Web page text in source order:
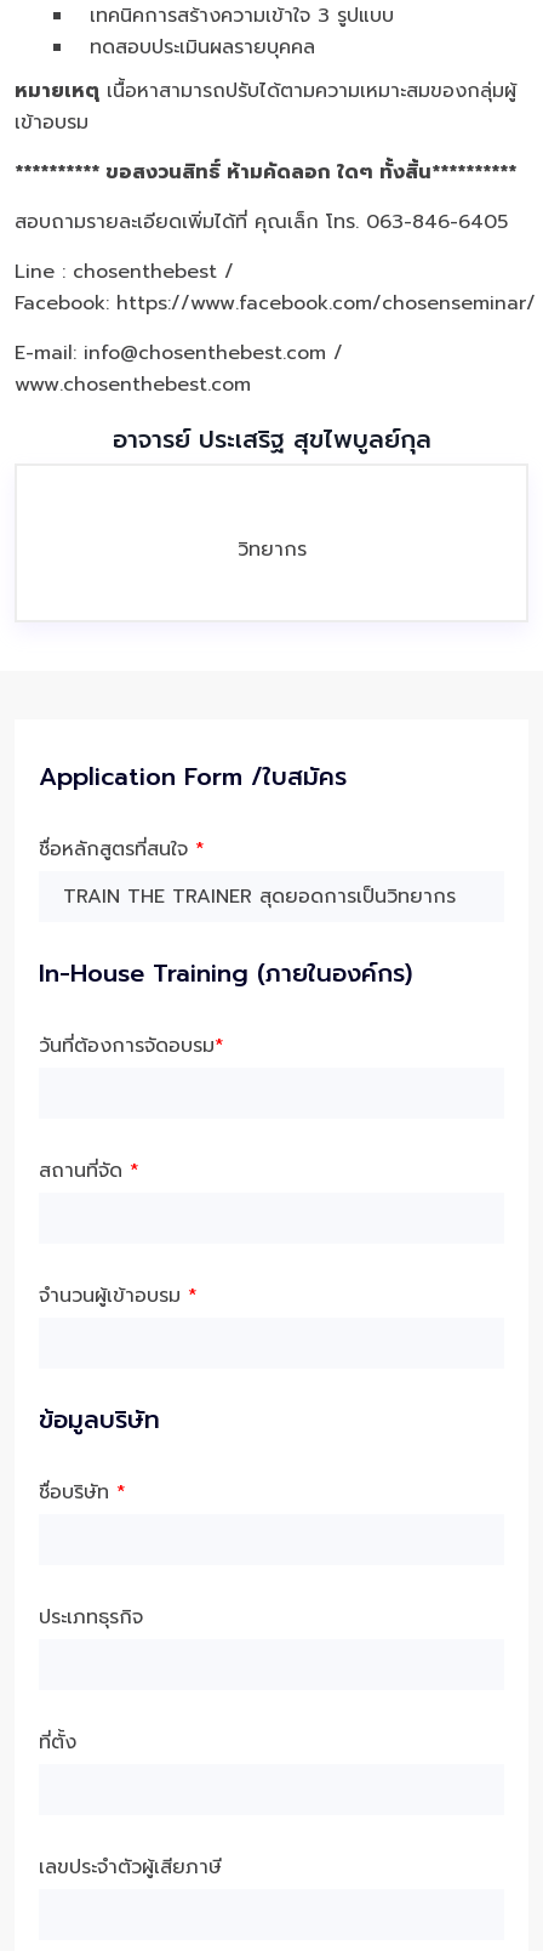
เทคนิคการสร้างความเข้าใจ 3 รูปแบบ
ทดสอบประเมินผลรายบุคคล
หมายเหตุ เนื้อหาสามารถปรับได้ตามความเหมาะสมของกลุ่มผู้
เข้าอบรม
********** ขอสงวนสิทธิ์ ห้ามคัดลอก ใดๆ ทั้งสิ้น**********
สอบถามรายละเอียดเพิ่มได้ที่ คุณเล็ก โทร. 063-846-6405
Line : chosenthebest /
Facebook: https://www.facebook.com/chosenseminar/
E-mail: info@chosenthebest.com /
www.chosenthebest.com
อาจารย์ ประเสริฐ สุขไพบูลย์กุล
วิทยากร
Application Form /ใบสมัคร
ชื่อหลักสูตรที่สนใจ *
In-House Training (ภายในองค์กร)
วันที่ต้องการจัดอบรม*
สถานที่จัด *
จำนวนผู้เข้าอบรม *
ข้อมูลบริษัท
ชื่อบริษัท *
ประเภทธุรกิจ
ที่ตั้ง
เลขประจำตัวผู้เสียภาษี